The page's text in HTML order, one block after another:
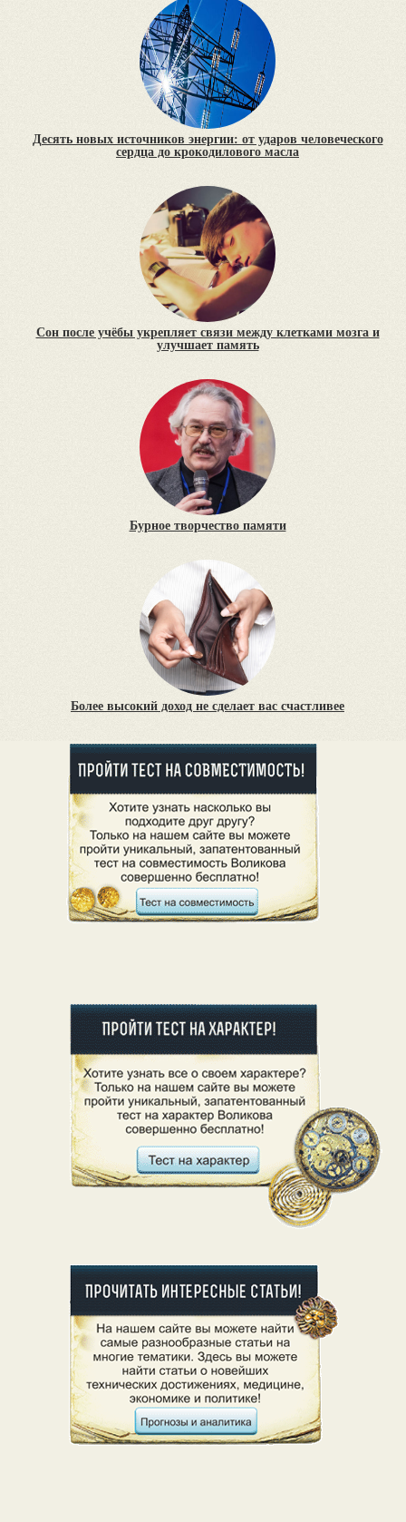
Десять новых источников энергии: от ударов человеческого
сердца до крокодилового масла
Сон после учёбы укрепляет связи между клетками мозга и
улучшает память
Бурное творчество памяти
Более высокий доход не сделает вас счастливее